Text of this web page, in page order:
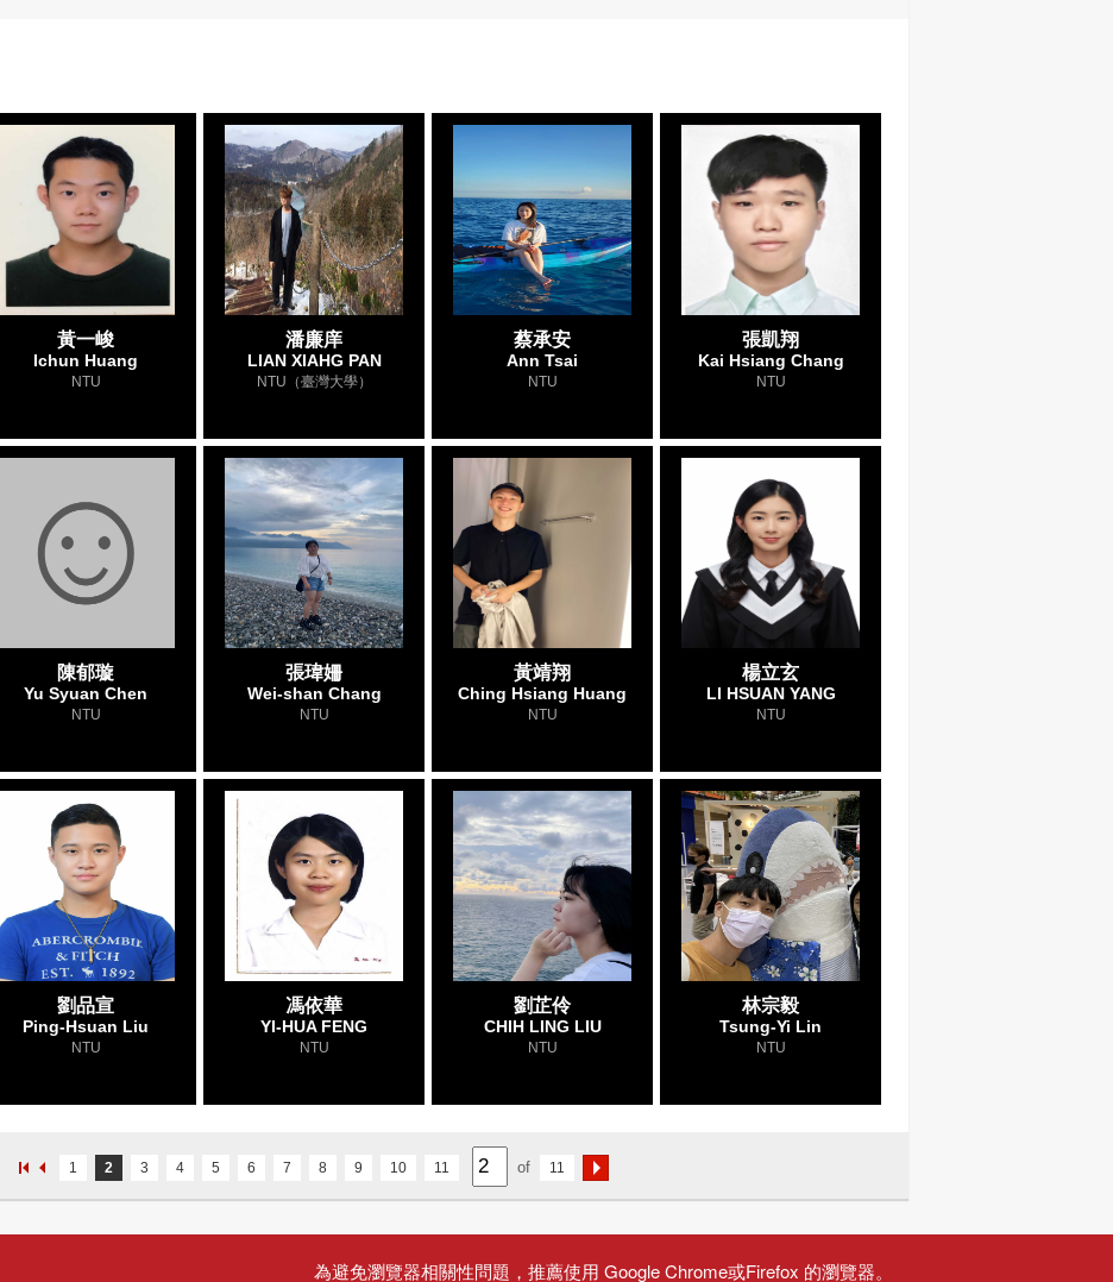
黃一峻
Ichun Huang
NTU
潘廉庠
LIAN XIAHG PAN
NTU（臺灣大學）
蔡承安
Ann Tsai
NTU
張凱翔
Kai Hsiang Chang
NTU
陳郁璇
Yu Syuan Chen
NTU
張瑋姍
Wei-shan Chang
NTU
黃靖翔
Ching Hsiang Huang
NTU
楊立玄
LI HSUAN YANG
NTU
劉品宣
Ping-Hsuan Liu
NTU
馮依華
YI-HUA FENG
NTU
劉芷伶
CHIH LING LIU
NTU
林宗毅
Tsung-Yi Lin
NTU
1 2 3 4 5 6 7 8 9 10 11 of 11
為避免瀏覽器相關性問題，推薦使用 Google Chrome或Firefox 的瀏覽器。